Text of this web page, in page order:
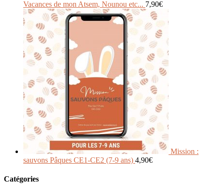
Vacances de mon Atsem, Nounou etc... 7,90€
Mission :
sauvons Pâques CE1-CE2 (7-9 ans) 4,90€
Catégories